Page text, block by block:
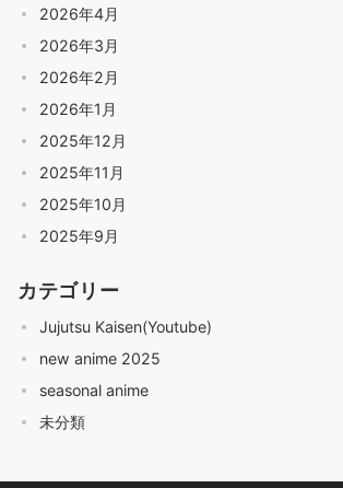
2026年4月
2026年3月
2026年2月
2026年1月
2025年12月
2025年11月
2025年10月
2025年9月
カテゴリー
Jujutsu Kaisen(Youtube)
new anime 2025
seasonal anime
未分類